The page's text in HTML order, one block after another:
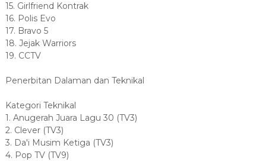
15. Girlfriend Kontrak
16. Polis Evo
17. Bravo 5
18. Jejak Warriors
19. CCTV
Penerbitan Dalaman dan Teknikal
Kategori Teknikal
1. Anugerah Juara Lagu 30 (TV3)
2. Clever (TV3)
3. Da'i Musim Ketiga (TV3)
4. Pop TV (TV9)